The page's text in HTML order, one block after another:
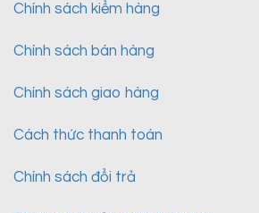
Chính sách kiểm hàng
Chính sách bán hàng
Chính sách giao hàng
Cách thức thanh toán
Chính sách đổi trả